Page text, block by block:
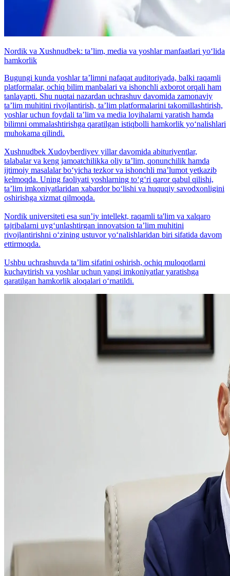
Nordik va Xushnudbek: taʼlim, media va yoshlar manfaatlari yo‘lida
hamkorlik
Bugungi kunda yoshlar taʼlimni nafaqat auditoriyada, balki raqamli
platformalar, ochiq bilim manbalari va ishonchli axborot orqali ham
tanlayapti. Shu nuqtai nazardan uchrashuv davomida zamonaviy
taʼlim muhitini rivojlantirish, taʼlim platformalarini takomillashtirish,
yoshlar uchun foydali taʼlim va media loyihalarni yaratish hamda
bilimni ommalashtirishga qaratilgan istiqbolli hamkorlik yo‘nalishlari
muhokama qilindi.
Xushnudbek Xudoyberdiyev yillar davomida abituriyentlar,
talabalar va keng jamoatchilikka oliy taʼlim, qonunchilik hamda
ijtimoiy masalalar bo‘yicha tezkor va ishonchli maʼlumot yetkazib
kelmoqda. Uning faoliyati yoshlarning to‘g‘ri qaror qabul qilishi,
taʼlim imkoniyatlaridan xabardor bo‘lishi va huquqiy savodxonligini
oshirishga xizmat qilmoqda.
Nordik universiteti esa sunʼiy intellekt, raqamli ta'lim va xalqaro
tajribalarni uyg‘unlashtirgan innovatsion taʼlim muhitini
rivojlantirishni o‘zining ustuvor yo‘nalishlaridan biri sifatida davom
ettirmoqda.
Ushbu uchrashuvda taʼlim sifatini oshirish, ochiq muloqotlarni
kuchaytirish va yoshlar uchun yangi imkoniyatlar yaratishga
qaratilgan hamkorlik aloqalari o‘rnatildi.